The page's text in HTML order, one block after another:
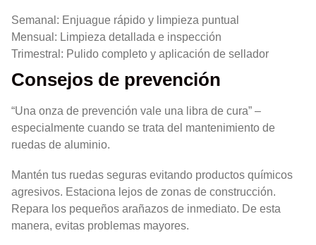
Semanal: Enjuague rápido y limpieza puntual
Mensual: Limpieza detallada e inspección
Trimestral: Pulido completo y aplicación de sellador
Consejos de prevención
“Una onza de prevención vale una libra de cura” –
especialmente cuando se trata del mantenimiento de
ruedas de aluminio.
Mantén tus ruedas seguras evitando productos químicos
agresivos. Estaciona lejos de zonas de construcción.
Repara los pequeños arañazos de inmediato. De esta
manera, evitas problemas mayores.